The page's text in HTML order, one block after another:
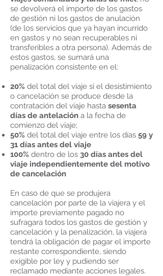
se devolverá el importe de los gastos
de gestión ni los gastos de anulación
(de los servicios que ya hayan incurrido
en gastos y no sean recuperables ni
transferibles a otra persona). Además de
estos gastos, se sumará una
penalización consistente en el:
20% del total del viaje si el desistimiento
o cancelación se produce desde la
contratación del viaje hasta sesenta
días de antelación a la fecha de
comienzo del viaje;
50% del total del viaje entre los días 59 y
31 días antes del viaje
100% dentro de los 30 días antes del
viaje independientemente del motivo
de cancelación
En caso de que se produjera
cancelación por parte de la viajera y el
importe previamente pagado no
sufragara todos los gastos de gestión y
cancelación y la penalización, la viajera
tendrá la obligación de pagar el importe
restante correspondiente, siendo
exigible por ley y pudiendo ser
reclamado mediante acciones legales.